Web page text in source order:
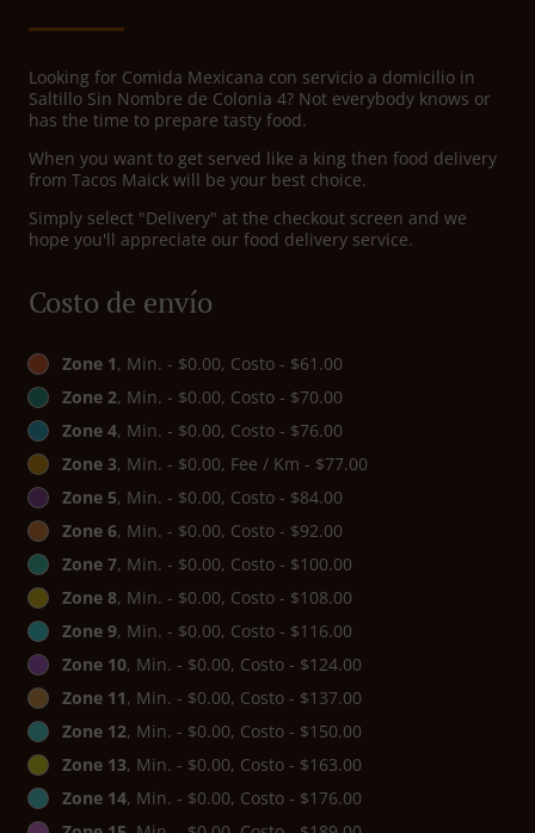
Looking for Comida Mexicana con servicio a domicilio in
Saltillo Sin Nombre de Colonia 4? Not everybody knows or
has the time to prepare tasty food.
When you want to get served like a king then food delivery
from Tacos Maick will be your best choice.
Simply select "Delivery" at the checkout screen and we
hope you'll appreciate our food delivery service.
Costo de envío
Zone 1, Min. - $0.00, Costo - $61.00
Zone 2, Min. - $0.00, Costo - $70.00
Zone 4, Min. - $0.00, Costo - $76.00
Zone 3, Min. - $0.00, Fee / Km - $77.00
Zone 5, Min. - $0.00, Costo - $84.00
Zone 6, Min. - $0.00, Costo - $92.00
Zone 7, Min. - $0.00, Costo - $100.00
Zone 8, Min. - $0.00, Costo - $108.00
Zone 9, Min. - $0.00, Costo - $116.00
Zone 10, Min. - $0.00, Costo - $124.00
Zone 11, Min. - $0.00, Costo - $137.00
Zone 12, Min. - $0.00, Costo - $150.00
Zone 13, Min. - $0.00, Costo - $163.00
Zone 14, Min. - $0.00, Costo - $176.00